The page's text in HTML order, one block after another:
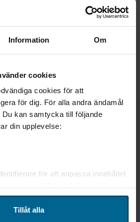
Information Om
cookies
cookies för att
för dig. För alla andra ändamål
kan samtycka till följande
din upplevelse:
för att anpassa innehållet
analysera vår trafik. Vi
sådana identifierare och annan
Tillåt alla
möjlighet till fjärrsupport
effektiv och långsiktig drift av